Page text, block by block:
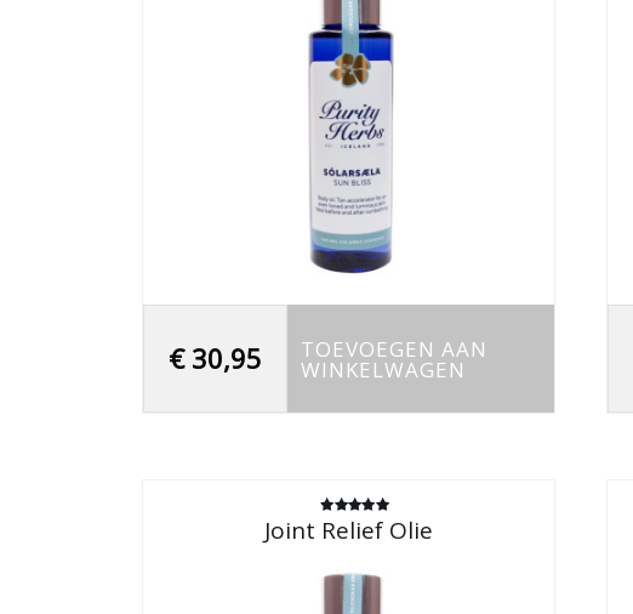
€30,95 TOEVOEGEN AAN
WINKELWAGEN
Gewaardeerd
5.00
Joint Relief Olie